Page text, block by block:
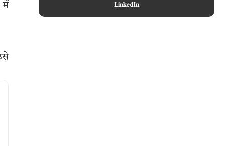
में
LinkedIn